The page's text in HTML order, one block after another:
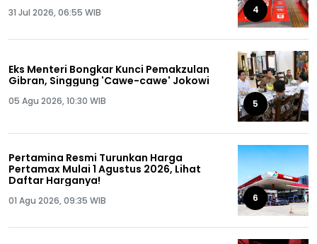
31 Jul 2026, 06:55 WIB 4
Eks Menteri Bongkar Kunci Pemakzulan
Gibran, Singgung 'Cawe-cawe' Jokowi
05 Agu 2026, 10:30 WIB 5
Pertamina Resmi Turunkan Harga
Pertamax Mulai 1 Agustus 2026, Lihat
Daftar Harganya!
01 Agu 2026, 09:35 WIB 6